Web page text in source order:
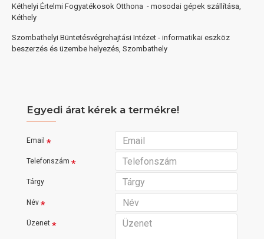
Kéthelyi Értelmi Fogyatékosok Otthona - mosodai gépek szállítása,
Kéthely
Szombathelyi Büntetésvégrehajtási Intézet - informatikai eszköz
beszerzés és üzembe helyezés, Szombathely
Egyedi árat kérek a termékre!
Email
Telefonszám
Tárgy
Név
Üzenet